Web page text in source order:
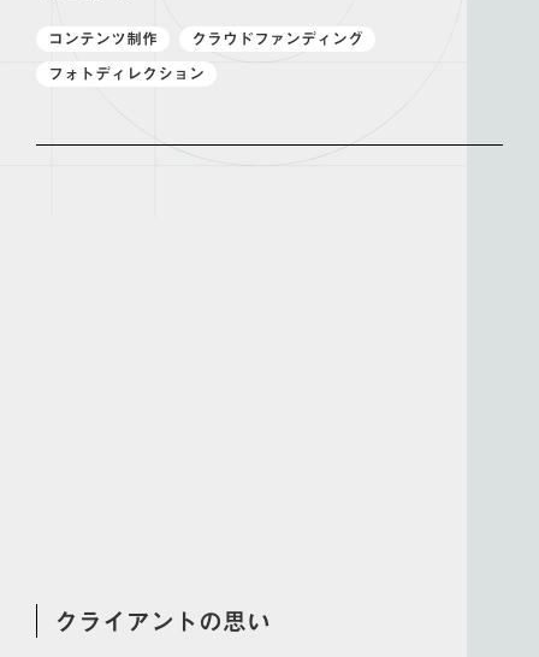
コンテンツ制作
クラウドファンディング
フォトディレクション
クライアントの思い